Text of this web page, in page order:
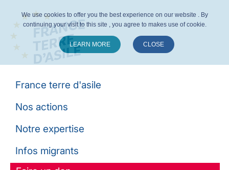
France terre d'asile
Nos actions
Notre expertise
Infos migrants
We use cookies to offer you the best experience on our website . By
continuing your visit to this site , you agree to makes use of cookie.
LEARN MORE CLOSE